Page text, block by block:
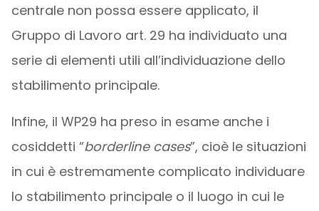
centrale non possa essere applicato, il
Gruppo di Lavoro art. 29 ha individuato una
serie di elementi utili all’individuazione dello
stabilimento principale.
Infine, il WP29 ha preso in esame anche i
cosiddetti “borderline cases”, cioè le situazioni
in cui è estremamente complicato individuare
lo stabilimento principale o il luogo in cui le